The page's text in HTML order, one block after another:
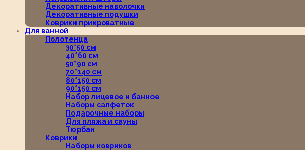
Декоративные наволочки
Декоративные подушки
Коврики прикроватные
Для ванной
Полотенца
30*50 см
40*60 см
50*90 см
70*140 см
80*150 см
90*150 см
Набор лицевое и банное
Наборы салфеток
Подарочные наборы
Для пляжа и сауны
Тюрбан
Коврики
Наборы ковриков